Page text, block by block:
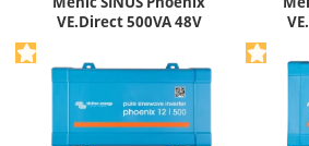
VE.Direct 500VA 48V